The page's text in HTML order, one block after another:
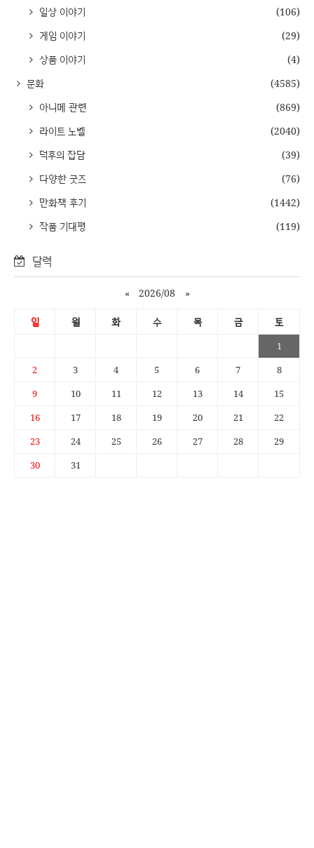
일상 이야기
(106)
게임 이야기
(29)
상품 이야기
(4)
문화
(4585)
아니메 관련
(869)
라이트 노벨
(2040)
덕후의 잡담
(39)
다양한 굿즈
(76)
만화책 후기
(1442)
작품 기대평
(119)
달력
« 2026/08 »
일 월 화 수 목 금 토
1
2
3 4 5 6 7
8
9
10 11 12 13 14
15
16
17 18 19 20 21
22
23
24 25 26 27 28
29
30
31